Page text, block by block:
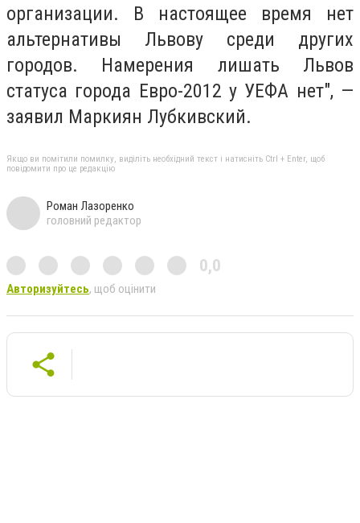
организации. В настоящее время нет
альтернативы Львову среди других
городов. Намерения лишать Львов
статуса города Евро-2012 у УЕФА нет", —
заявил Маркиян Лубкивский.
Якщо ви помітили помилку, виділіть необхідний текст і натисніть Ctrl + Enter, щоб
повідомити про це редакцію
Роман Лазоренко
головний редактор
0,0
Авторизуйтесь, щоб оцінити